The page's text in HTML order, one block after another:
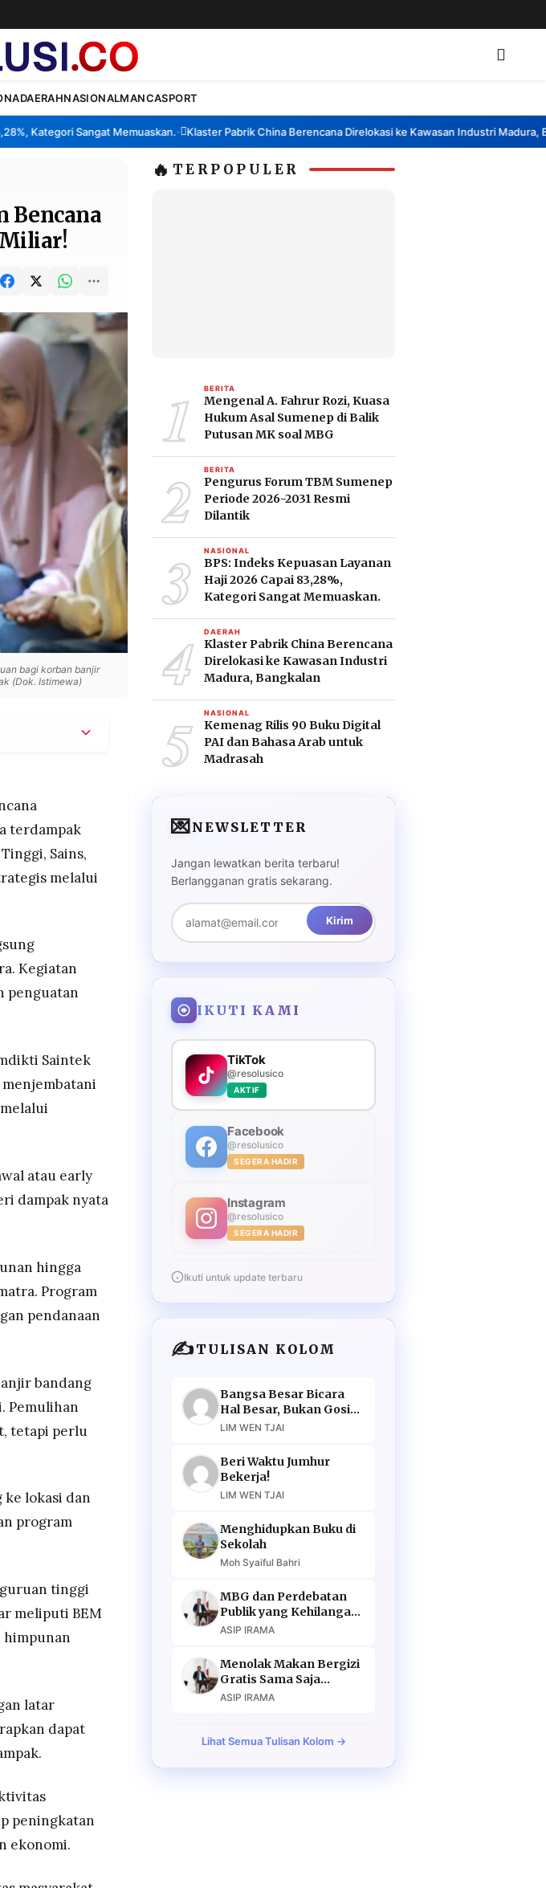
DAERAHNASIONALMANCASPORT
Sangat Memuaskan.• Klaster Pabrik China Berencana Direlokasi ke Kawasan Industri Madura,
Bencana
Miliar!
bagi korban banjir
(Dok. Istimewa)
kreatif,
(26-28 Januari),
info lengkap
terdampak
Sains,
melalui
Kegiatan
penguatan
Saintek
atau early
dampak nyata
hingga
Program
pendanaan
bandang
Pemulihan
tetapi perlu
ke lokasi dan
program
tinggi
meliputi BEM
himpunan
latar
dapat
peningkatan
ekonomi.
🔥 TERPOPULER
1 BERITA
Mengenal A. Fahrur Rozi, Kuasa
Hukum Asal Sumenep di Balik
Putusan MK soal MBG
2 BERITA
Pengurus Forum TBM Sumenep
Periode 2026-2031 Resmi
Dilantik
3 NASIONAL
BPS: Indeks Kepuasan Layanan
Haji 2026 Capai 83,28%,
Kategori Sangat Memuaskan.
4 DAERAH
Klaster Pabrik China Berencana
Direlokasi ke Kawasan Industri
Madura, Bangkalan
5 NASIONAL
Kemenag Rilis 90 Buku Digital
PAI dan Bahasa Arab untuk
Madrasah
💌NEWSLETTER
Jangan lewatkan berita terbaru!
Berlangganan gratis sekarang.
Kirim
IKUTI KAMI
TikTok
@resolusico
AKTIF
Facebook
@resolusico
SEGERA HADIR
Instagram
@resolusico
SEGERA HADIR
Ikuti untuk update terbaru
✍️TULISAN KOLOM
Bangsa Besar Bicara
Hal Besar, Bukan Gosip
Murahan
LIM WEN TJAI
Beri Waktu Jumhur
Bekerja!
LIM WEN TJAI
Menghidupkan Buku di
Sekolah
Moh Syaiful Bahri
MBG dan Perdebatan
Publik yang Kehilangan
Argumen
ASIP IRAMA
Menolak Makan Bergizi
Gratis Sama Saja
Menolak Masa Depan
ASIP IRAMA
Lihat Semua Tulisan Kolom →